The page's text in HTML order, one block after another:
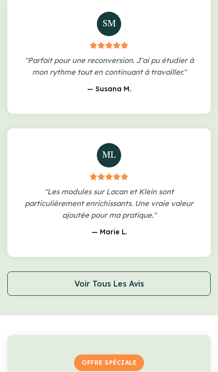
SM
"Parfait pour une reconversion. J'ai pu étudier à
mon rythme tout en continuant à travailler."
— Susana M.
ML
"Les modules sur Lacan et Klein sont
particulièrement enrichissants. Une vraie valeur
ajoutée pour ma pratique."
— Marie L.
Voir Tous Les Avis
OFFRE SPÉCIALE